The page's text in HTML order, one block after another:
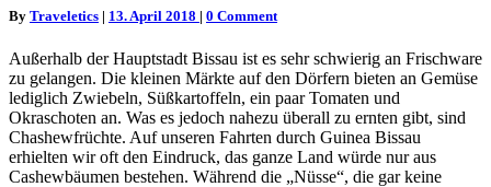
Chutney
und
Süßkartoffelchips
By Traveletics | 13. April 2018 | Comments
0 Comment
Außerhalb der Hauptstadt Bissau ist es sehr schwierig an Frischware
zu gelangen. Die kleinen Märkte auf den Dörfern bieten an Gemüse
lediglich Zwiebeln, Süßkartoffeln, ein paar Tomaten und
Okraschoten an. Was es jedoch nahezu überall zu ernten gibt, sind
Chashewfrüchte. Auf unseren Fahrten durch Guinea Bissau
erhielten wir oft den Eindruck, das ganze Land würde nur aus
Cashewbäumen bestehen. Während die „Nüsse“, die gar keine